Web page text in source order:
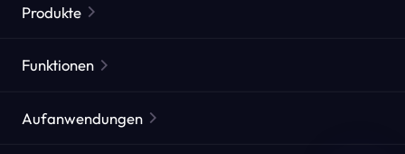
Produkte
Statische Residential Proxies
Funktionen
Aufanwendungen